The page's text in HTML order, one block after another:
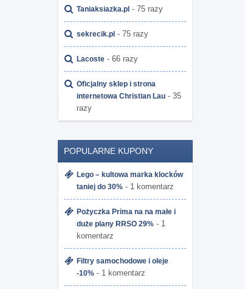
Taniaksiazka.pl - 75 razy
sekrecik.pl - 75 razy
Lacoste - 66 razy
Oficjalny sklep i strona
internetowa Christian Lau - 35
razy
POPULARNE KUPONY
Lego – kultowa marka klocków
taniej do 30% - 1 komentarz
Pożyczka Prima na na małe i
duże plany RRSO 29% - 1
komentarz
Filtry samochodowe i oleje
-10% - 1 komentarz